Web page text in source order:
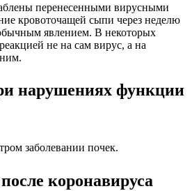
перенесенными вирусными
кровоточащей сыпи через неделю
явлением. В некоторых
не на сам вирус, а на
нарушениях функции
заболевании почек.
коронавируса